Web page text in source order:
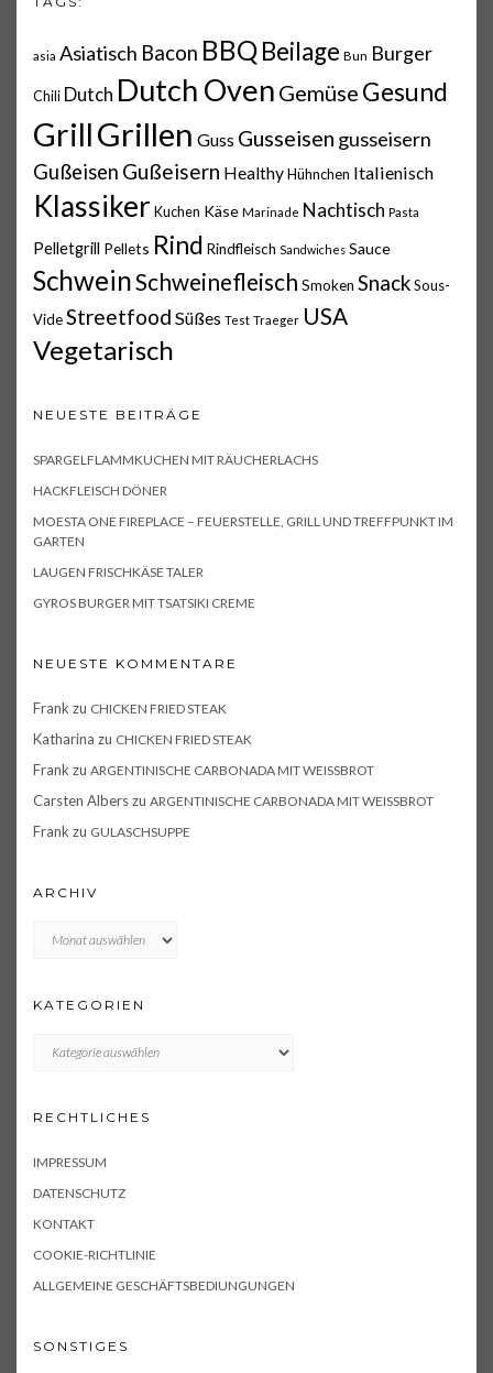
asia Asiatisch Bacon BBQBeilage Bun Burger
Chili Dutch Dutch Oven Gemüse Gesund
GrillGrillen Guss Gusseisen gusseisern
Gußeisen Gußeisern HealthyHühnchen Italienisch
Klassiker Kuchen Käse Marinade Nachtisch Pasta
Pelletgrill Pellets Rind Rindfleisch Sandwiches Sauce
SchweinSchweinefleisch Smoken SnackSous-
VideStreetfood Süßes Test Traeger USA
Vegetarisch
NEUESTE BEITRÄGE
SPARGELFLAMMKUCHEN MIT RÄUCHERLACHS
HACKFLEISCH DÖNER
MOESTA ONE FIREPLACE – FEUERSTELLE, GRILL UND TREFFPUNKT IM
GARTEN
LAUGEN FRISCHKÄSE TALER
GYROS BURGER MIT TSATSIKI CREME
NEUESTE KOMMENTARE
Frank zu CHICKEN FRIED STEAK
Katharina zu CHICKEN FRIED STEAK
Frank zu ARGENTINISCHE CARBONADA MIT WEISSBROT
Carsten Alberszu ARGENTINISCHE CARBONADA MIT WEISSBROT
Frank zu GULASCHSUPPE
ARCHIV
KATEGORIEN
RECHTLICHES
IMPRESSUM
DATENSCHUTZ
KONTAKT
COOKIE-RICHTLINIE
ALLGEMEINE GESCHÄFTSBEDIUNGUNGEN
SONSTIGES